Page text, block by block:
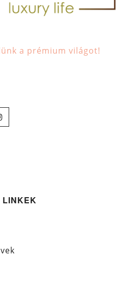
a prémium világot!
LINKEK